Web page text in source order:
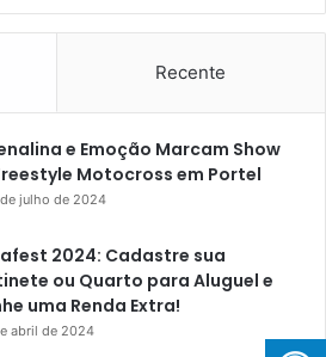
Recente
e Emoção Marcam Show
Motocross em Portel
julho de 2024
2024: Cadastre sua
ou Quarto para Aluguel e
uma Renda Extra!
abril de 2024